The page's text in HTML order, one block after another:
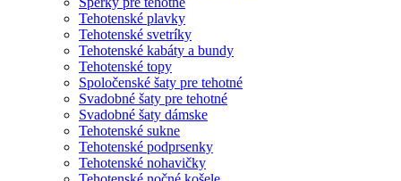
Tehotenské plavky
Tehotenské svetríky
Tehotenské kabáty a bundy
Tehotenské topy
Spoločenské šaty pre tehotné
Svadobné šaty pre tehotné
Svadobné šaty dámske
Tehotenské sukne
Tehotenské podprsenky
Tehotenské nohavičky